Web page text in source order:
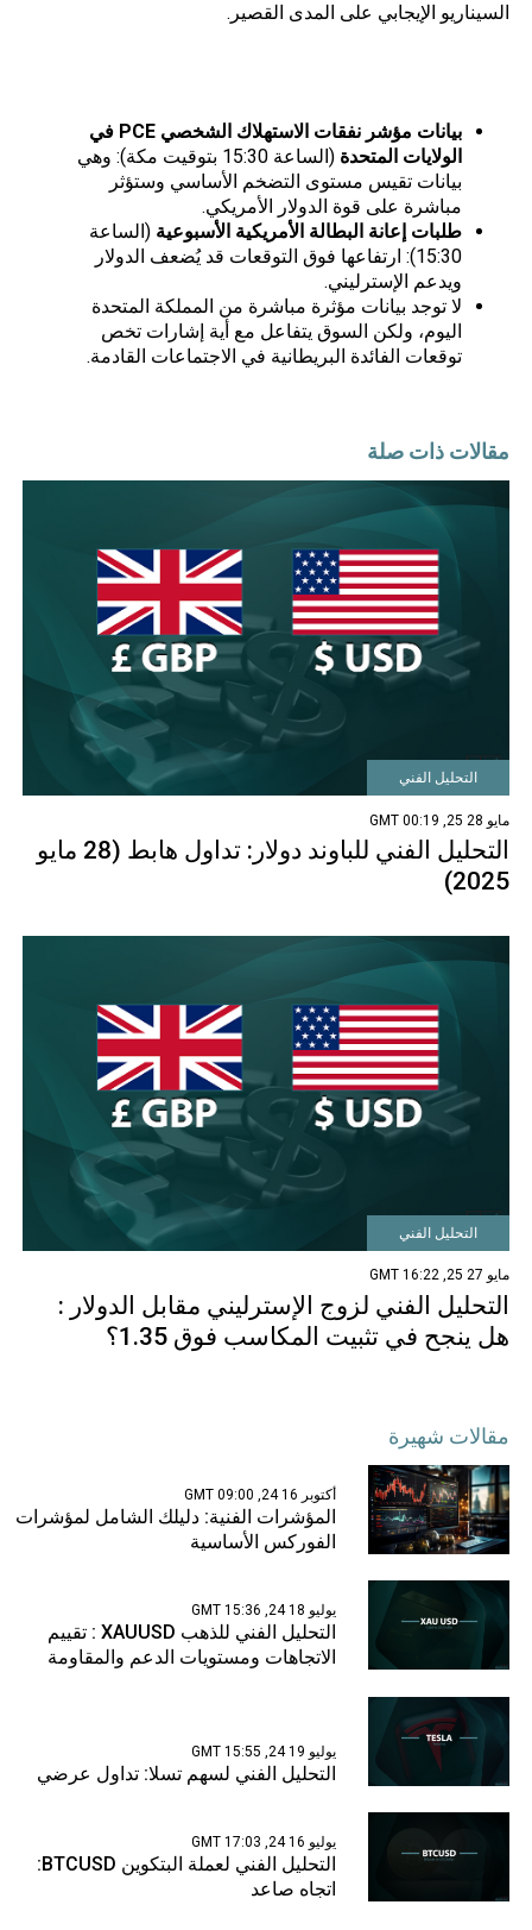
السيناريو الإيجابي على المدى القصير.
بيانات مؤشر نفقات الاستهلاك الشخصي PCE
في
الولايات المتحدة
(الساعة 15:30 بتوقيت مكة): وهي
بيانات تقيس مستوى التضخم الأساسي وستؤثر
مباشرة على قوة الدولار الأمريكي.
طلبات إعانة البطالة الأمريكية الأسبوعية (الساعة
15:30): ارتفاعها فوق التوقعات قد يُضعف الدولار
ويدعم الإسترليني.
لا توجد بيانات مؤثرة مباشرة من المملكة المتحدة
اليوم، ولكن السوق يتفاعل مع أية إشارات تخص
توقعات الفائدة البريطانية في الاجتماعات القادمة.
مقالات ذات صلة
التحليل الفني
مايو 28 25, 00:19 GMT
التحليل الفني للباوند دولار: تداول هابط (28 مايو
2025)
التحليل الفني
مايو 27 25, 16:22 GMT
التحليل الفني لزوج الإسترليني مقابل الدولار :
هل ينجح في تثبيت المكاسب فوق 1.35؟
مقالات شهيرة
أكتوبر 16 24, 09:00 GMT
المؤشرات الفنية: دليلك الشامل لمؤشرات
الفوركس الأساسية
يوليو 18 24, 15:36 GMT
التحليل الفني للذهب XAUUSD : تقييم
الاتجاهات ومستويات الدعم والمقاومة
يوليو 19 24, 15:55 GMT
التحليل الفني لسهم تسلا: تداول عرضي
يوليو 16 24, 17:03 GMT
التحليل الفني لعملة البتكوين BTCUSD:
اتجاه صاعد